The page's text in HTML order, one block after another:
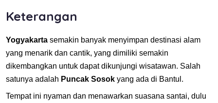
Keterangan
Yogyakarta semakin banyak menyimpan destinasi alam
yang menarik dan cantik, yang dimiliki semakin
dikembangkan untuk dapat dikunjungi wisatawan. Salah
satunya adalah Puncak Sosok yang ada di Bantul.
Tempat ini nyaman dan menawarkan suasana santai, dulu